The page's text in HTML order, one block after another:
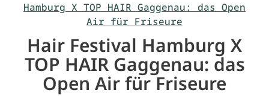
Hamburg X TOP HAIR Gaggenau: das Open
Air für Friseure
Hair Festival Hamburg X
TOP HAIR Gaggenau: das
Open Air für Friseure